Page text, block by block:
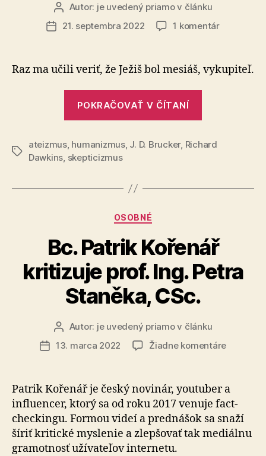
Autor
článku
Autor: je uvedený priamo v článku
Dátum
21. septembra 2022 1 komentárna
Raz ma učili veriť, že Ježiš bol mesiáš, vykupiteľ.
POKRAČOVAŤ V ČÍTANÍ
a
a
ako
môžu
Značky
ateizmus, humanizmus, J. D. Brucker, Richard
Dawkins, skepticizmus
Kategórie
OSOBNÉ
Bc. Patrik Kořenář
kritizuje prof. Ing. Petra
Staněka, CSc.
Autor
článku
Autor: je uvedený priamo v článku
Dátum
13. marca 2022 Žiadne komentárena
prof.
Ing.
Petra
Patrik Kořenář je český novinár, youtuber a
influencer, ktorý sa od roku 2017 venuje fact-
checkingu. Formou videí a prednášok sa snaží
šíriť kritické myslenie a zlepšovať tak mediálnu
gramotnosť užívateľov internetu.